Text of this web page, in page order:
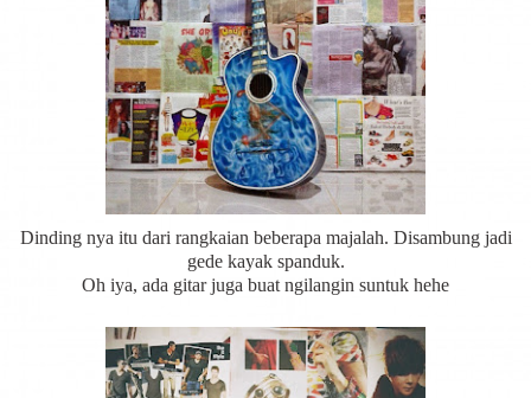
Dinding nya itu dari rangkaian beberapa majalah. Disambung jadi
gede kayak spanduk.
Oh iya, ada gitar juga buat ngilangin suntuk hehe